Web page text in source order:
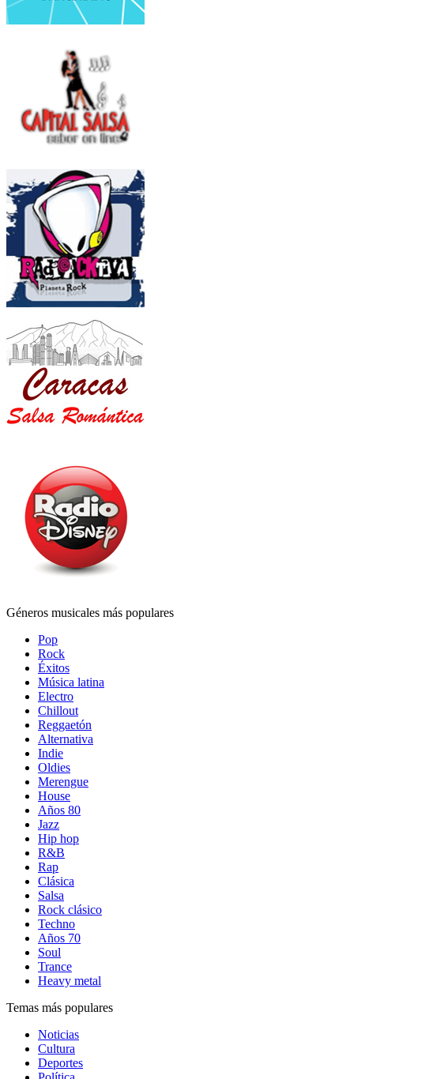
Géneros musicales más populares
Pop
Rock
Éxitos
Música latina
Electro
Chillout
Reggaetón
Alternativa
Indie
Oldies
Merengue
House
Años 80
Jazz
Hip hop
R&B
Rap
Clásica
Salsa
Rock clásico
Techno
Años 70
Soul
Trance
Heavy metal
Temas más populares
Noticias
Cultura
Deportes